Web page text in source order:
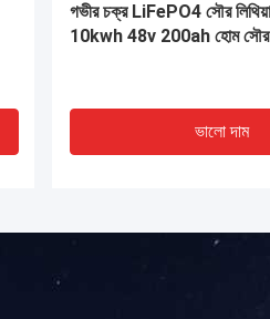
সৌর ব্যাটারি ফোটোভোলটাইক
12Kw ব্যাটারি প্যাক সৌর শক্তি
ভালো দাম